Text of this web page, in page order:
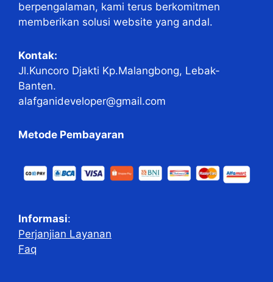
berpengalaman, kami terus berkomitmen
memberikan solusi website yang andal.
Kontak:
Jl.Kuncoro Djakti Kp.Malangbong, Lebak-
Banten.
alafganideveloper@gmail.com
Metode Pembayaran
Informasi:
Perjanjian Layanan
Faq